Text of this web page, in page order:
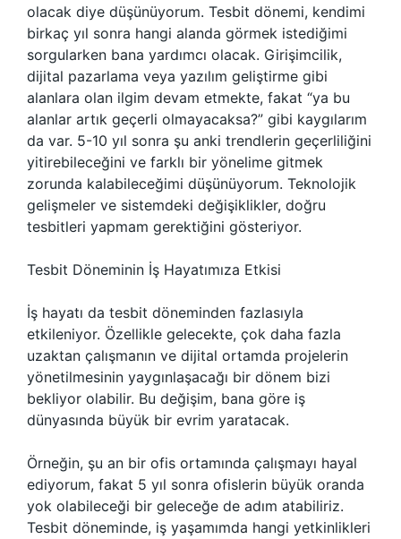
olacak diye düşünüyorum. Tesbit dönemi, kendimi
birkaç yıl sonra hangi alanda görmek istediğimi
sorgularken bana yardımcı olacak. Girişimcilik,
dijital pazarlama veya yazılım geliştirme gibi
alanlara olan ilgim devam etmekte, fakat “ya bu
alanlar artık geçerli olmayacaksa?” gibi kaygılarım
da var. 5-10 yıl sonra şu anki trendlerin geçerliliğini
yitirebileceğini ve farklı bir yönelime gitmek
zorunda kalabileceğimi düşünüyorum. Teknolojik
gelişmeler ve sistemdeki değişiklikler, doğru
tesbitleri yapmam gerektiğini gösteriyor.
Tesbit Döneminin İş Hayatımıza Etkisi
İş hayatı da tesbit döneminden fazlasıyla
etkileniyor. Özellikle gelecekte, çok daha fazla
uzaktan çalışmanın ve dijital ortamda projelerin
yönetilmesinin yaygınlaşacağı bir dönem bizi
bekliyor olabilir. Bu değişim, bana göre iş
dünyasında büyük bir evrim yaratacak.
Örneğin, şu an bir ofis ortamında çalışmayı hayal
ediyorum, fakat 5 yıl sonra ofislerin büyük oranda
yok olabileceği bir geleceğe de adım atabiliriz.
Tesbit döneminde, iş yaşamımda hangi yetkinlikleri